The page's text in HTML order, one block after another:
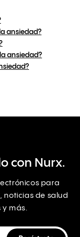
ansiedad?
ansiedad?
con Nurx.
para
noticias de salud
y más.